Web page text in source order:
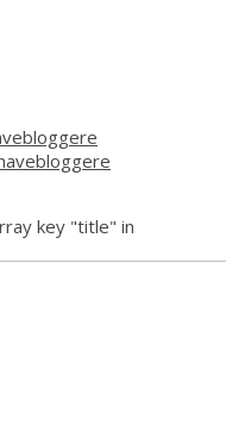
key "title" in